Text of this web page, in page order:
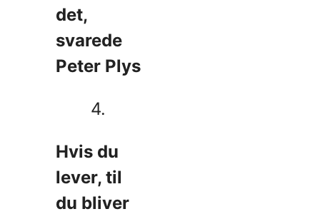
det,
svarede
Peter Plys
4.
Hvis du
lever, til
du bliver